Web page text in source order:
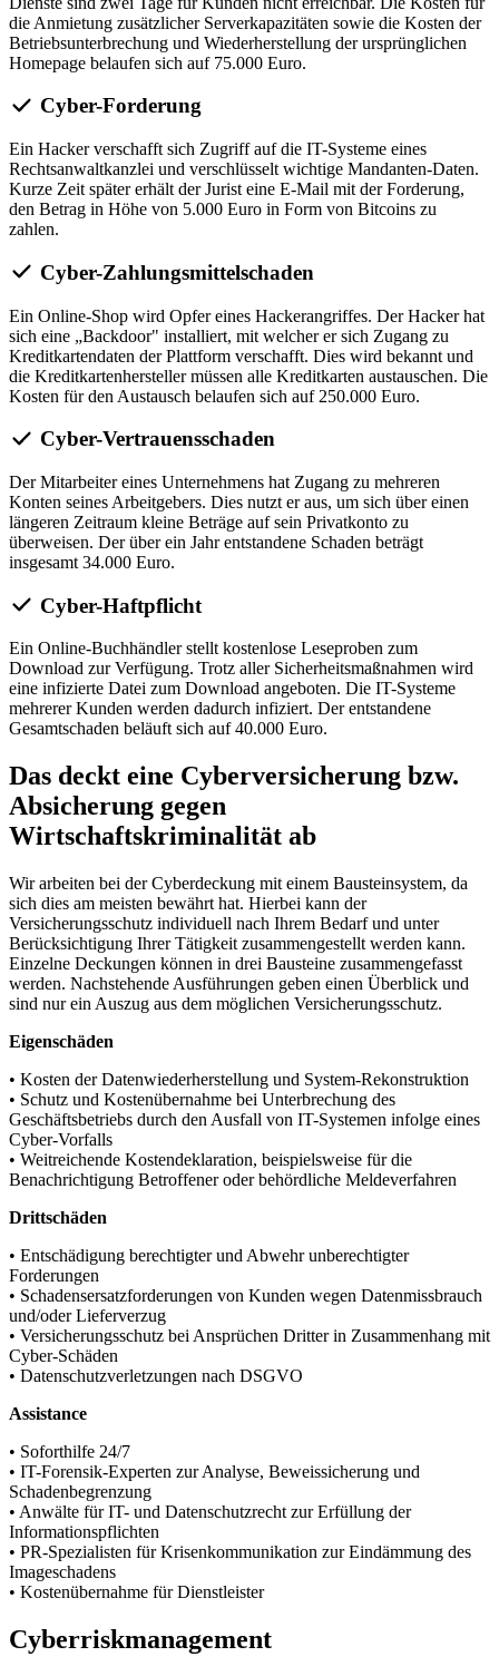
die Anmietung zusätzlicher Serverkapazitäten sowie die Kosten der
Betriebsunterbrechung und Wiederherstellung der ursprünglichen
Homepage belaufen sich auf 75.000 Euro.
Cyber-Forderung
Ein Hacker verschafft sich Zugriff auf die IT-Systeme eines
Rechtsanwaltkanzlei und verschlüsselt wichtige Mandanten-Daten.
Kurze Zeit später erhält der Jurist eine E-Mail mit der Forderung,
den Betrag in Höhe von 5.000 Euro in Form von Bitcoins zu
zahlen.
Cyber-Zahlungsmittelschaden
Ein Online-Shop wird Opfer eines Hackerangriffes. Der Hacker hat
sich eine „Backdoor" installiert, mit welcher er sich Zugang zu
Kreditkartendaten der Plattform verschafft. Dies wird bekannt und
die Kreditkartenhersteller müssen alle Kreditkarten austauschen. Die
Kosten für den Austausch belaufen sich auf 250.000 Euro.
Cyber-Vertrauensschaden
Der Mitarbeiter eines Unternehmens hat Zugang zu mehreren
Konten seines Arbeitgebers. Dies nutzt er aus, um sich über einen
längeren Zeitraum kleine Beträge auf sein Privatkonto zu
überweisen. Der über ein Jahr entstandene Schaden beträgt
insgesamt 34.000 Euro.
Cyber-Haftpflicht
Ein Online-Buchhändler stellt kostenlose Leseproben zum
Download zur Verfügung. Trotz aller Sicherheitsmaßnahmen wird
eine infizierte Datei zum Download angeboten. Die IT-Systeme
mehrerer Kunden werden dadurch infiziert. Der entstandene
Gesamtschaden beläuft sich auf 40.000 Euro.
Das deckt eine Cyberversicherung bzw.
Absicherung gegen
Wirtschaftskriminalität ab
Wir arbeiten bei der Cyberdeckung mit einem Bausteinsystem, da
sich dies am meisten bewährt hat. Hierbei kann der
Versicherungsschutz individuell nach Ihrem Bedarf und unter
Berücksichtigung Ihrer Tätigkeit zusammengestellt werden kann.
Einzelne Deckungen können in drei Bausteine zusammengefasst
werden. Nachstehende Ausführungen geben einen Überblick und
sind nur ein Auszug aus dem möglichen Versicherungsschutz.
Eigenschäden
• Kosten der Datenwiederherstellung und System-Rekonstruktion
• Schutz und Kostenübernahme bei Unterbrechung des
Geschäftsbetriebs durch den Ausfall von IT-Systemen infolge eines
Cyber-Vorfalls
• Weitreichende Kostendeklaration, beispielsweise für die
Benachrichtigung Betroffener oder behördliche Meldeverfahren
Drittschäden
• Entschädigung berechtigter und Abwehr unberechtigter
Forderungen
• Schadensersatzforderungen von Kunden wegen Datenmissbrauch
und/oder Lieferverzug
• Versicherungsschutz bei Ansprüchen Dritter in Zusammenhang mit
Cyber-Schäden
• Datenschutzverletzungen nach DSGVO
Assistance
• Soforthilfe 24/7
• IT-Forensik-Experten zur Analyse, Beweissicherung und
Schadenbegrenzung
• Anwälte für IT- und Datenschutzrecht zur Erfüllung der
Informationspflichten
• PR-Spezialisten für Krisenkommunikation zur Eindämmung des
Imageschadens
• Kostenübernahme für Dienstleister
Cyberriskmanagement